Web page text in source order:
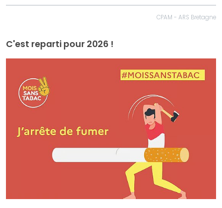
CPAM - ARS Bretagne
C'est reparti pour 2026 !